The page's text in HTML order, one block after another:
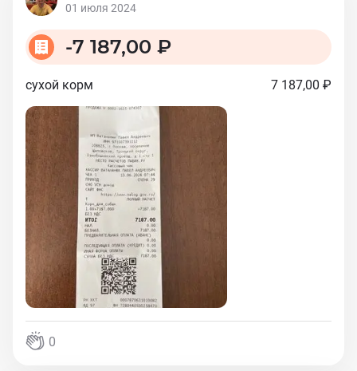
01 июля 2024
-7 187,00 ₽
сухой корм 7 187,00 ₽
0